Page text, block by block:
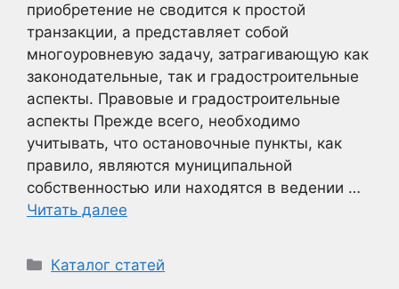
приобретение не сводится к простой
транзакции, а представляет собой
многоуровневую задачу, затрагивающую как
законодательные, так и градостроительные
аспекты. Правовые и градостроительные
аспекты Прежде всего, необходимо
учитывать, что остановочные пункты, как
правило, являются муниципальной
собственностью или находятся в ведении …
Читать далее
Рубрики
Каталог статей